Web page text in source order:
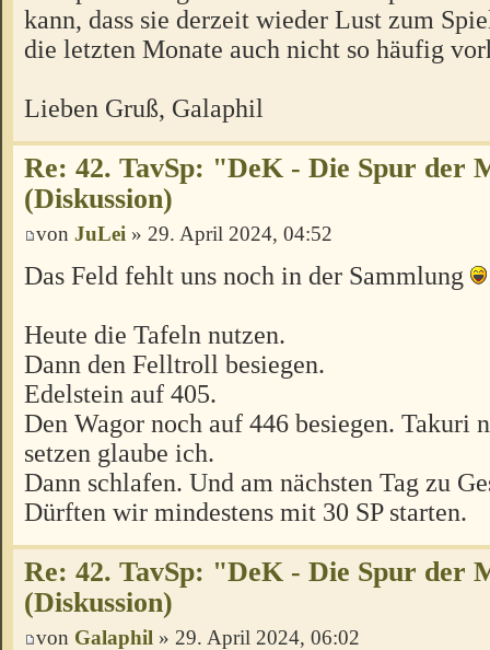
kann, dass sie derzeit wieder Lust zum
die letzten Monate auch nicht so häufig
Lieben Gruß, Galaphil
Re: 42. TavSp: "DeK - Die Spur der
(Diskussion)
von JuLei » 29. April 2024, 04:52
Das Feld fehlt uns noch in der Sammlung
Heute die Tafeln nutzen.
Dann den Felltroll besiegen.
Edelstein auf 405.
Den Wagor noch auf 446 besiegen. Takuri
setzen glaube ich.
Dann schlafen. Und am nächsten Tag zu
Dürften wir mindestens mit 30 SP starten.
Re: 42. TavSp: "DeK - Die Spur der
(Diskussion)
von Galaphil » 29. April 2024, 06:02